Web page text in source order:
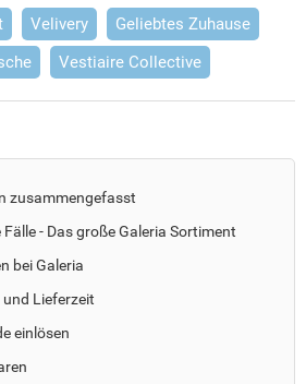
Velivery
Geliebtes Zuhause
Vestiaire Collective
zusammengefasst
- Das große Galeria Sortiment
bei Galeria
Lieferzeit
einlösen